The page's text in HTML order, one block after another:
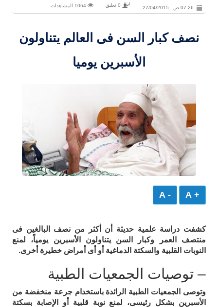
07:26 ص 27/04/2015 0 تعليق
نصف كبار السن فى العالم يتناولون
الأسبرين يوميا
+ A
- A
كشفت دراسة علمية حديثة أن أكثر من نصف البالغين فى
منتصف العمر وكبار السن يتناولون الأسبرين يومياً، لمنع
النوبات القلبية والسكتة الدماغية أو أى أمراض خطيرة أخرى.
– توصيات الجمعيات الطبية
وتوصى الجمعيات الطبية الرائدة باستخدام جرعة منخفضة من
الأسبرين بشكل رئيسى، لمنع نوبة قلبية أو الإصابة بسكتة